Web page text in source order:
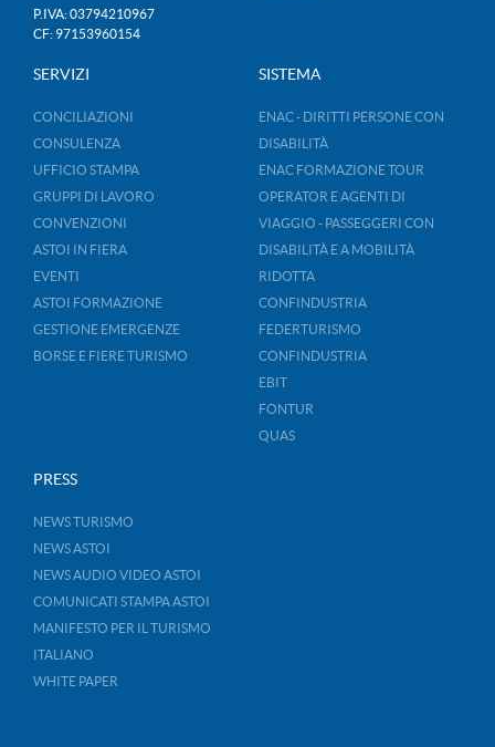
P.IVA: 03794210967
CF: 97153960154
SERVIZI
CONCILIAZIONI
CONSULENZA
UFFICIO STAMPA
GRUPPI DI LAVORO
CONVENZIONI
ASTOI IN FIERA
EVENTI
ASTOI FORMAZIONE
GESTIONE EMERGENZE
BORSE E FIERE TURISMO
SISTEMA
ENAC - DIRITTI PERSONE CON
DISABILITÀ
ENAC FORMAZIONE TOUR
OPERATOR E AGENTI DI
VIAGGIO - PASSEGGERI CON
DISABILITÀ E A MOBILITÀ
RIDOTTA
CONFINDUSTRIA
FEDERTURISMO
CONFINDUSTRIA
EBIT
FONTUR
QUAS
PRESS
NEWS TURISMO
NEWS ASTOI
NEWS AUDIO VIDEO ASTOI
COMUNICATI STAMPA ASTOI
MANIFESTO PER IL TURISMO
ITALIANO
WHITE PAPER